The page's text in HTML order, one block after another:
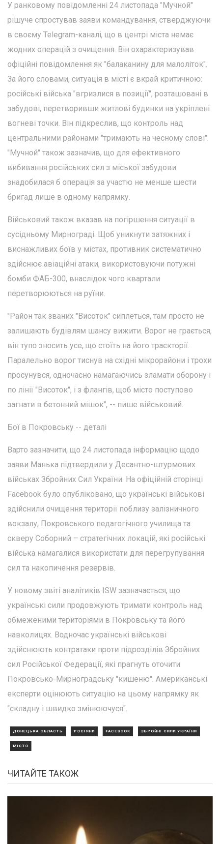
У ранковому повідомленні 24 листопада "Мучной"
рішуче спростував заяви командування, стверджуючи
в своєму Telegram-каналі, що в центрі міста немає
жодних операцій з очищення. Він охарактеризував
офіційні повідомлення як "балаканину для малоліток".
За його словами, ситуація в місті є вкрай критичною:
російські війська "вгризлися в позиції", розташовані в
забудові, перетворивши житлові будинки на укріплені
вогневі точки. Він підкреслив, що контроль над
центральними районами "тримають на чесному слові".
"Мучной" також зазначив, що для ефективного
вибивання російських сил з міської забудови
знадобилася б операція за участю не менше шести
бригад лише в одному напрямку.
Військовий також вказав на погіршення ситуації в
сусідньому Мирнограді. Щоб уникнути затяжних і
виснажливих боїв у містах, противник систематично
здійснює авіаційні атаки, використовуючи потужні
бомби ФАБ-300, внаслідок чого квартали
перетворюються на руїни.
"Район так званих "Висоток" сиплеться, там просто не
залишають будівлям шансу вижити. Ворог не грається,
він тупо зносить усе, що стоїть на його траєкторії.
Паралельно ворог тиснув на східні мікрорайони і трохи
просунувся, одночасно намагаючись зламати оборону і
по лінії "Висоток", і з флангів, щоб місто поступово
загнати в бетонний мішок", -- пише військовий.
Бої в Покровську -- деталі
Варто зазначити, що 24 листопада інформацію щодо
заяви Манька підтвердили у Десантно-штурмових
військах Збройних Сил України. На офіційній сторінці
Facebook було опубліковано, що українські військові
здійснили очищення території поблизу залізничного
вокзалу, Покровського педагогічного училища та
скверу Соборний – стратегічних локацій, які російські
війська намагалися використати для перегрупування
сил та накопичення резервів.
У новому звіті аналітиків ISW зазначається, що
українські сили продовжують тримати контроль над
обмеженими територіями в Покровську та його
навколицях. Водночас українські військові
здійснюють контратаки проти підрозділів Збройних
сил Російської Федерації, які прагнуть оточити
Покровсько-Мирноградську "кишеню". Американські
експерти оцінюють ситуацію на цьому напрямку як
"складну і швидко змінюючуся".
ДОНЕЦЬКА ОБЛАСТЬ РОСІЯНИ FACEBOOK ЗБРОЙНІ СИЛИ УКРАЇНИ
МІСТО
ЧИТАЙТЕ ТАКОЖ